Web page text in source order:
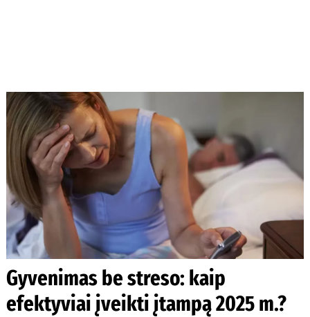
Gyvenimas be streso: kaip
efektyviai įveikti įtampą 2025 m.?